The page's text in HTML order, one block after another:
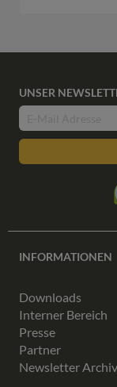
UNSER
INFORMATIONEN
Downloads
Interner Bereich
Presse
Partner
Newsletter Archiv